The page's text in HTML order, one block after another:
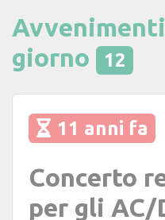
giorno
12
11 anni fa
Concerto
per gli AC/